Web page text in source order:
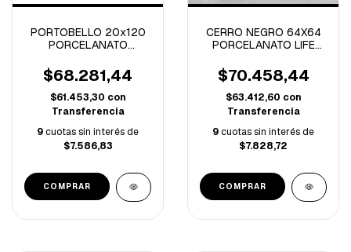
PORTOBELLO 20x120
PORCELANATO
NATURAL R-1.19M
$68.281,44
$61.453,30 con
Transferencia
9cuotas sin interés de
$7.586,83
CERRO NEGRO 64X64
PORCELANATO LIFE
2.87M/C
$70.458,44
$63.412,60 con
Transferencia
9cuotas sin interés de
$7.828,72